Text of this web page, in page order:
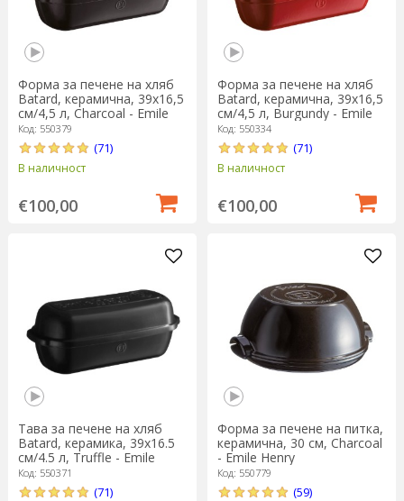
Форма за печене на хляб
Batard, керамична, 39x16,5
см/4,5 л, Charcoal - Emile
Henry
Код: 550379
(71)
В наличност
€100,00
Форма за печене на хляб
Batard, керамична, 39x16,5
см/4,5 л, Burgundy - Emile
Henry
Код: 550334
(71)
В наличност
€100,00
Тава за печене на хляб
Batard, керамика, 39x16.5
см/4.5 л, Truffle - Emile
Henry
Код: 550371
(71)
Форма за печене на питка,
керамична, 30 см, Charcoal
- Emile Henry
Код: 550779
(59)